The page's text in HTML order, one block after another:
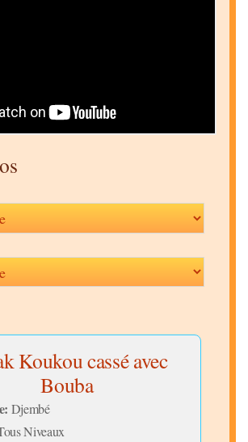
Koukou cassé avec
Bouba
Djembé
Niveaux